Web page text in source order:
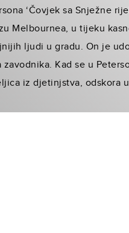
‘Čovjek sa Snježne
Melbournea, u tijeku
ljudi u gradu. On je
Kad se u
iz djetinjstva, odskora